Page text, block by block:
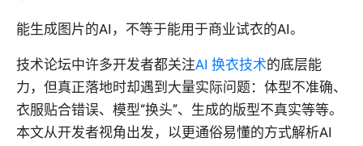
能生成图片的AI，不等于能用于商业试衣的AI。
技术论坛中许多开发者都关注AI 换衣技术的底层能
力，但真正落地时却遇到大量实际问题：体型不准确、
衣服贴合错误、模型“换头”、生成的版型不真实等等。
本文从开发者视角出发，以更通俗易懂的方式解析AI